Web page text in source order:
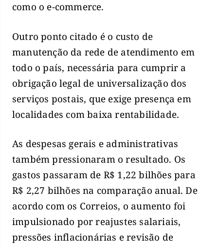
como o e-commerce.
Outro ponto citado é o custo de
manutenção da rede de atendimento em
todo o país, necessária para cumprir a
obrigação legal de universalização dos
serviços postais, que exige presença em
localidades com baixa rentabilidade.
As despesas gerais e administrativas
também pressionaram o resultado. Os
gastos passaram de R$ 1,22 bilhões para
R$ 2,27 bilhões na comparação anual. De
acordo com os Correios, o aumento foi
impulsionado por reajustes salariais,
pressões inflacionárias e revisão de